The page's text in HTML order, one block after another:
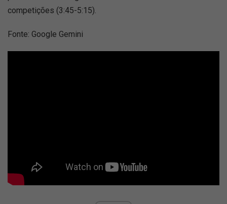
competições (3:45-5:15).
Fonte: Google Gemini